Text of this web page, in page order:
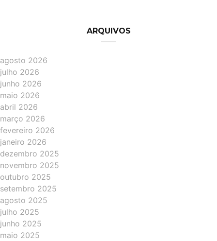
ARQUIVOS
agosto 2026
julho 2026
junho 2026
maio 2026
abril 2026
março 2026
fevereiro 2026
janeiro 2026
dezembro 2025
novembro 2025
outubro 2025
setembro 2025
agosto 2025
julho 2025
junho 2025
maio 2025